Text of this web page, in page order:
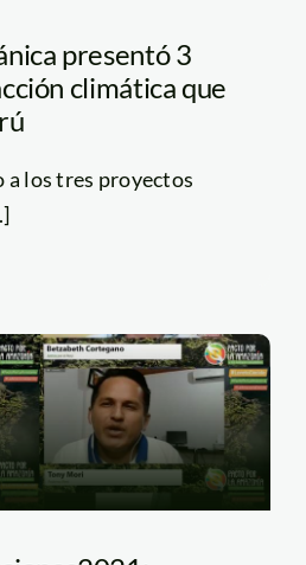
presentó 3
climática que
los tres proyectos